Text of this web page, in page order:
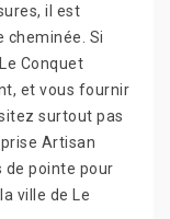
il est
cheminée. Si
Conquet
et vous fournir
surtout pas
Artisan
de pointe pour
ville de Le